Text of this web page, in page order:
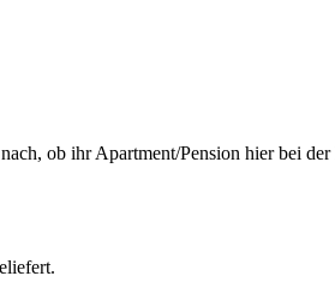
ob ihr Apartment/Pension hier bei